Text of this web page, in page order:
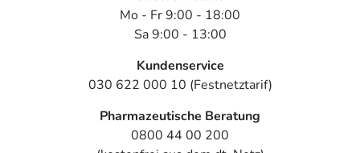
Mo - Fr 9:00 - 18:00
Sa 9:00 - 13:00
Kundenservice
030 622 000 10 (Festnetztarif)
Pharmazeutische Beratung
0800 44 00 200